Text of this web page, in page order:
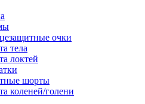
очки
тела
локтей
шорты
коленей/голени